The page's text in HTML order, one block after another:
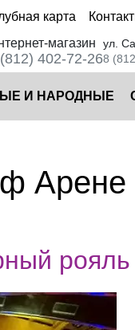
карта
магазин
402-72-26
ул.
8
И НАРОДНЫЕ
Арене
рояль